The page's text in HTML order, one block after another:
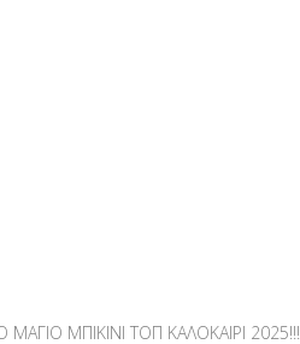
ΜΑΓΙΟ ΜΠΙΚΙΝΙ ΤΟΠ ΚΑΛΟΚΑΙΡΙ 2025!!!